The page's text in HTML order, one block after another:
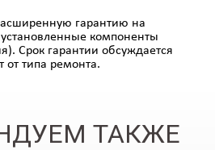
гарантию на
компоненты
Срок гарантии обсуждается
от типа ремонта.
ТАКЖЕ